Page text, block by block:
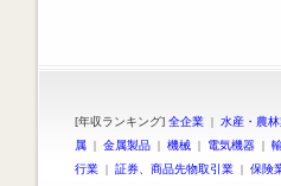
[年収ランキング] 全企業 | 水産・農
属 | 金属製品 | 機械 | 電気機器 |
行業 | 証券、商品先物取引業 | 保険